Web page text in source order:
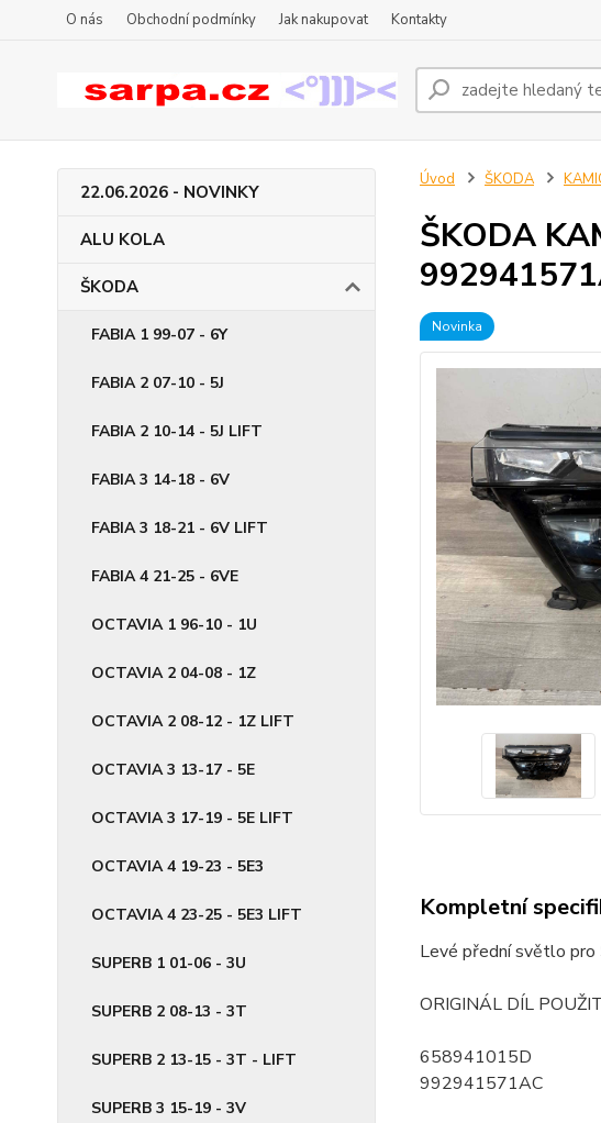
O nás Obchodní podmínky Jak nakupovat Kontakty
22.06.2026 - NOVINKY
ALU KOLA
ŠKODA
FABIA 1 99-07 - 6Y
FABIA 2 07-10 - 5J
FABIA 2 10-14 - 5J LIFT
FABIA 3 14-18 - 6V
FABIA 3 18-21 - 6V LIFT
FABIA 4 21-25 - 6VE
OCTAVIA 1 96-10 - 1U
OCTAVIA 2 04-08 - 1Z
OCTAVIA 2 08-12 - 1Z LIFT
OCTAVIA 3 13-17 - 5E
OCTAVIA 3 17-19 - 5E LIFT
OCTAVIA 4 19-23 - 5E3
OCTAVIA 4 23-25 - 5E3 LIFT
SUPERB 1 01-06 - 3U
SUPERB 2 08-13 - 3T
SUPERB 2 13-15 - 3T - LIFT
SUPERB 3 15-19 - 3V
Úvod ŠKODA
ŠKODA
Novinka
Kompletní
Levé přední světlo
ORIGINÁL DÍL
658941015D
992941571AC